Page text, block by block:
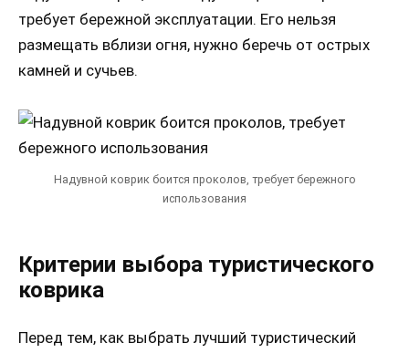
требует бережной эксплуатации. Его нельзя
размещать вблизи огня, нужно беречь от острых
камней и сучьев.
Надувной коврик боится проколов, требует бережного
использования
Критерии выбора туристического
коврика
Перед тем, как выбрать лучший туристический